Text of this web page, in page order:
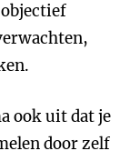
ook uit dat je
door zelf